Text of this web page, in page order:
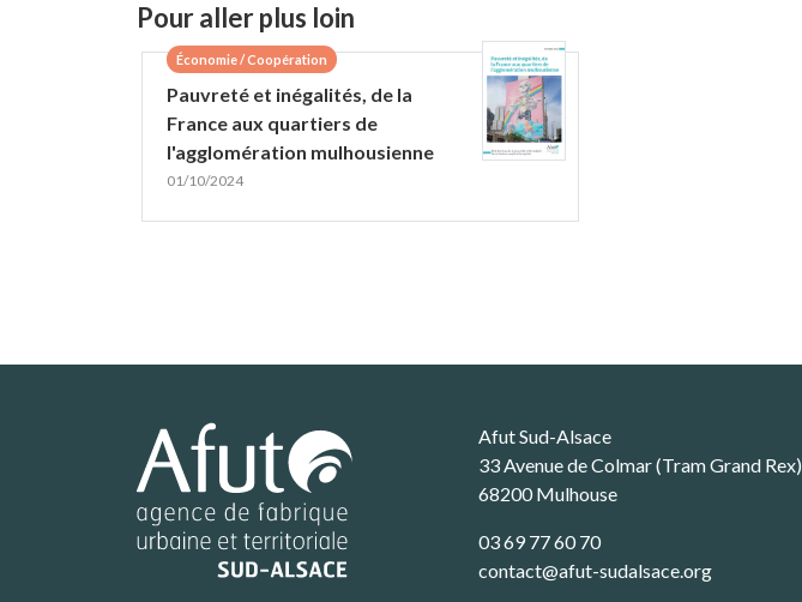
Pour aller plus loin
Économie / Coopération
Pauvreté et inégalités, de la
France aux quartiers de
l'agglomération mulhousienne
01/10/2024
Afut Sud-Alsace
33 Avenue de Colmar (Tram Grand Rex)
68200 Mulhouse
03 69 77 60 70
contact@afut-sudalsace.org